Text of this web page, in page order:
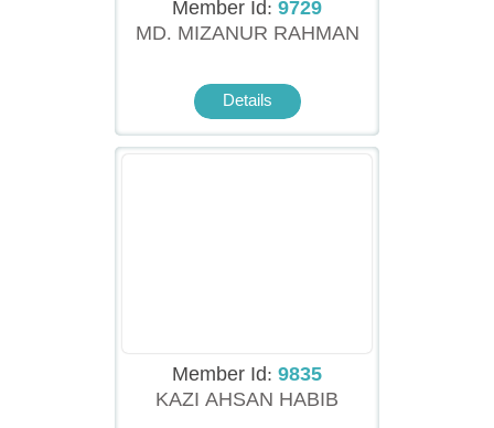
Member Id: 9729
MD. MIZANUR RAHMAN
Details
Member Id: 9835
KAZI AHSAN HABIB